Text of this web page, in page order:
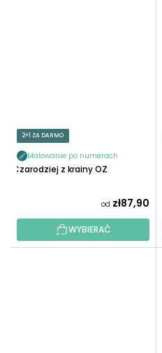
2+1 ZA DARMO
Malowanie po numerach
Czarodziej z krainy OZ
od zł87,90
WYBIERAĆ